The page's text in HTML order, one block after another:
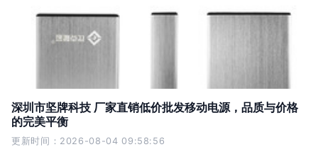
深圳市坚牌科技 厂家直销低价批发移动电源，品质与价格
的完美平衡
更新时间：2026-08-04 09:58:56